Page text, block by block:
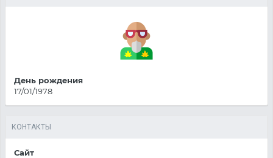
День рождения
17/01/1978
КОНТАКТЫ
Сайт